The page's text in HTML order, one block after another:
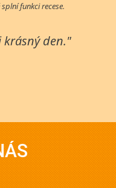
funkci recese.
krásný den."